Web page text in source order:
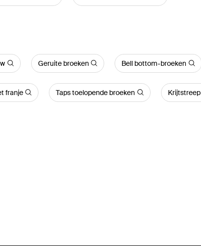
Geruite broeken Bell bottom-broeken
franje Taps toelopende broeken